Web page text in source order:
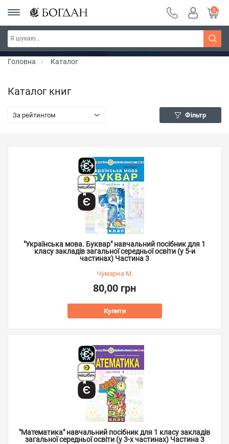
РОЗПРОДАЖ ~ 150 грн ~ 200 грн ~ 250 грн ~
300 грн ~ РОЗПРОДАЖ
Дізнатись більше
0
Головна Каталог
Каталог книг
За рейтингом Фільтр
"Українська мова. Буквар" навчальний посібник для 1
класу закладів загальної середньої освіти (у 5-и
частинах) Частина 3
Чумарна М.
80,00 грн
Купити
"Математика" навчальний посібник для 1 класу закладів
загальної середньої освіти (у 3-х частинах) Частина 3